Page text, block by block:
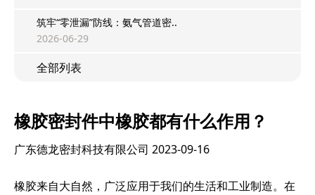
筑牢“零泄漏”防线：氨气管道密..
2026-06-29
全部列表
橡胶密封件中橡胶都有什么作用？
广东德龙密封科技有限公司 2023-09-16
橡胶来自大自然，广泛应用于我们的生活和工业制造。在